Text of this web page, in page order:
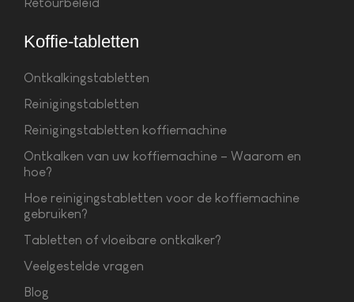
Koffie-tabletten
Ontkalkingstabletten
Reinigingstabletten
Reinigingstabletten koffiemachine
Ontkalken van uw koffiemachine – Waarom en
hoe?
Hoe reinigingstabletten voor de koffiemachine
gebruiken?
Tabletten of vloeibare ontkalker?
Veelgestelde vragen
Blog